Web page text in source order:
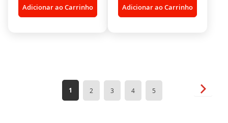
Adicionar ao Carrinho Adicionar ao Carrinho
Página
Você
1 Página
2 Página
3 Página
4 Página
5